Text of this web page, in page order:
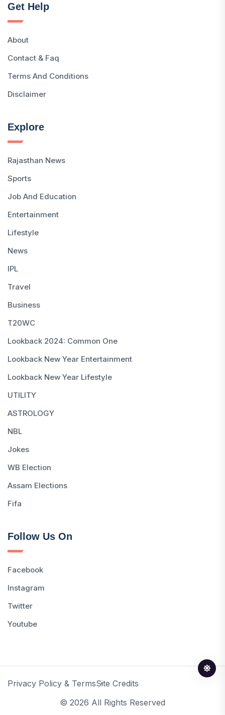
Get Help
About
Contact & Faq
Terms And Conditions
Disclaimer
Explore
Rajasthan News
Sports
Job And Education
Entertainment
Lifestyle
News
IPL
Travel
Business
T20WC
Lookback 2024: Common One
Lookback New Year Entertainment
Lookback New Year Lifestyle
UTILITY
ASTROLOGY
NBL
Jokes
WB Election
Assam Elections
Fifa
Follow Us On
Facebook
Instagram
Twitter
Youtube
Privacy Policy & TermsSite Credits
© 2026 All Rights Reserved